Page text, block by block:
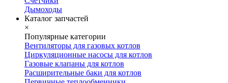
Дымоходы
Каталог запчастей
×
Популярные категории
Вентиляторы для газовых котлов
Циркуляционные насосы для котлов
Газовые клапаны для котлов
Расширительные баки для котлов